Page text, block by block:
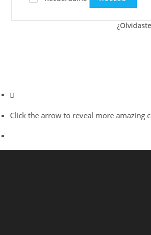
Click the arrow to reveal more amazing